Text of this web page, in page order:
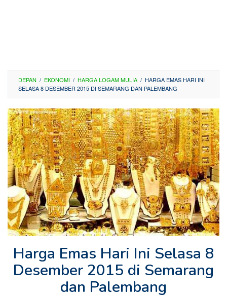
DEPAN / EKONOMI / HARGA LOGAM MULIA / HARGA EMAS HARI INI
SELASA 8 DESEMBER 2015 DI SEMARANG DAN PALEMBANG
Harga Emas Hari Ini Selasa 8
Desember 2015 di Semarang
dan Palembang